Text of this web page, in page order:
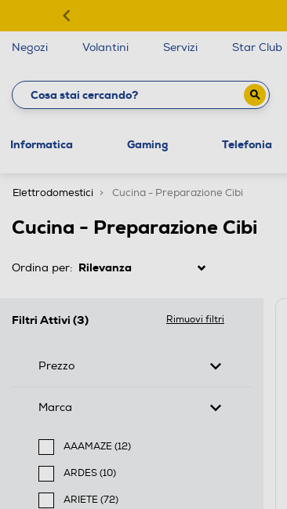
Negozi Volantini Servizi Star Club
Informatica Gaming Telefonia
Elettrodomestici Cucina - Preparazione Cibi
Cucina - Preparazione Cibi
Ordina per:
Filtri Attivi (3) Rimuovi filtri
Prezzo
Marca
AAAMAZE (12)
Filtra per Marca: AAAMAZE
ARDES (10)
Filtra per Marca: ARDES
ARIETE (72)